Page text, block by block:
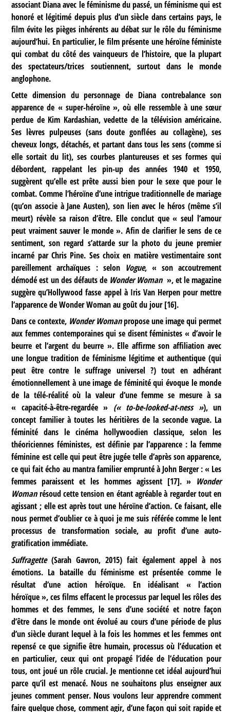
associant Diana avec le féminisme du passé, un féminisme qui est
honoré et légitimé depuis plus d’un siècle dans certains pays, le
film évite les pièges inhérents au débat sur le rôle du féminisme
aujourd’hui. En particulier, le film présente une héroïne féministe
qui combat du côté des vainqueurs de l’histoire, que la plupart
des spectateurs/trices soutiennent, surtout dans le monde
anglophone.
Cette dimension du personnage de Diana contrebalance son
apparence de « super-héroïne », où elle ressemble à une sœur
perdue de Kim Kardashian, vedette de la télévision américaine.
Ses lèvres pulpeuses (sans doute gonflées au collagène), ses
cheveux longs, détachés, et partant dans tous les sens (comme si
elle sortait du lit), ses courbes plantureuses et ses formes qui
débordent, rappelant les pin-up des années 1940 et 1950,
suggèrent qu’elle est prête aussi bien pour le sexe que pour le
combat. Comme l’héroïne d’une intrigue traditionnelle de mariage
(qu’on associe à Jane Austen), son lien avec le héros (même s’il
meurt) révèle sa raison d’être. Elle conclut que « seul l’amour
peut vraiment sauver le monde ». Afin de clarifier le sens de ce
sentiment, son regard s’attarde sur la photo du jeune premier
incarné par Chris Pine. Ses choix en matière vestimentaire sont
pareillement archaïques : selon Vogue, « son accoutrement
démodé est un des défauts de Wonder Woman », et le magazine
suggère qu’Hollywood fasse appel à Iris Van Herpen pour mettre
l’apparence de Wonder Woman au goût du jour[16].
Dans ce contexte, Wonder Womanpropose une image qui permet
aux femmes contemporaines qui se disent féministes « d’avoir le
beurre et l’argent du beurre ». Elle affirme son affiliation avec
une longue tradition de féminisme légitime et authentique (qui
peut être contre le suffrage universel ?) tout en adhérant
émotionnellement à une image de féminité qui évoque le monde
de la télé-réalité où la valeur d’une femme se mesure à sa
« capacité-à-être-regardée » (« to-be-looked-at-ness »), un
concept familier à toutes les héritières de la seconde vague. La
féminité dans le cinéma hollywoodien classique, selon les
théoriciennes féministes, est définie par l’apparence : la femme
féminine est celle qui peut être jugée telle d’après son apparence,
ce qui fait écho au mantra familier emprunté à John Berger : « Les
femmes paraissent et les hommes agissent[17]. » Wonder
Womanrésoud cette tension en étant agréable à regarder tout en
agissant ; elle est après tout une héroïne d’action. Ce faisant, elle
nous permet d’oublier ce à quoi je me suis référée comme le lent
processus de transformation sociale, au profit d’une auto-
gratification immédiate.
Suffragette(Sarah Gavron, 2015) fait également appel à nos
émotions. La bataille du féminisme est présentée comme le
résultat d’une action héroïque. En idéalisant « l’action
héroïque », ces films effacent le processus par lequel les rôles des
hommes et des femmes, le sens d’une société et notre façon
d’être dans le monde ont évolué au cours d’une période de plus
d’un siècle durant lequel à la fois les hommes et les femmes ont
repensé ce que signifie être humain, processus où l’éducation et
en particulier, ceux qui ont propagé l’idée de l’éducation pour
tous, ont joué un rôle crucial. Je mentionne cet idéal aujourd’hui
parce qu’il est menacé. Nous ne souhaitons plus enseigner aux
jeunes comment penser. Nous voulons leur apprendre comment
faire quelque chose, comment agir, d’une façon qui soit rapide et